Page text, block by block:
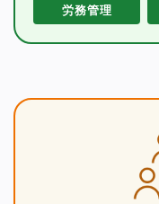
労務管理